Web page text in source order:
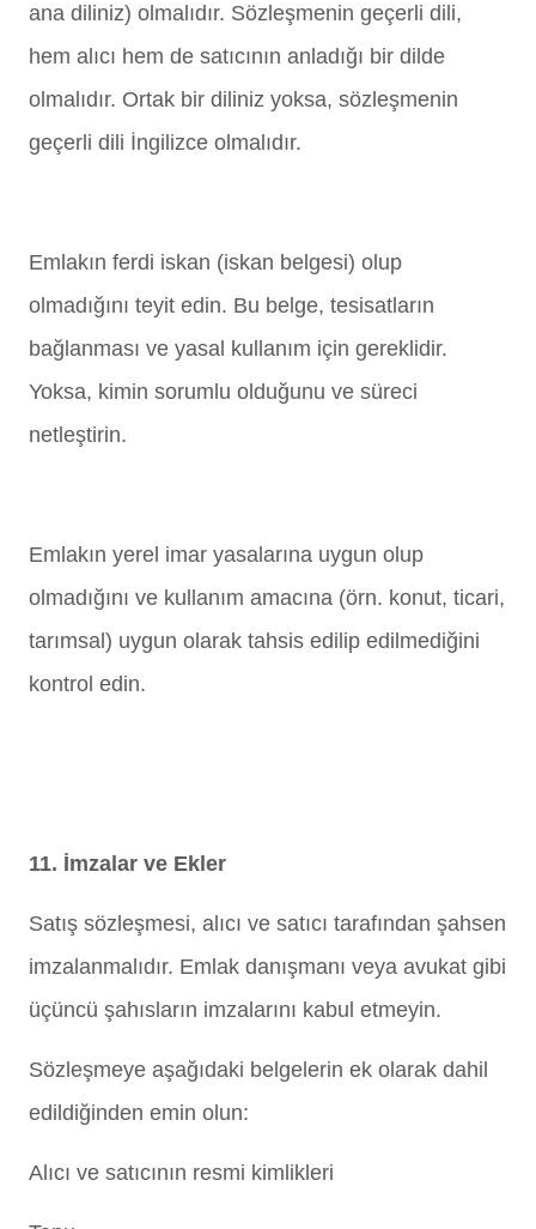
ana diliniz) olmalıdır. Sözleşmenin geçerli dili,
hem alıcı hem de satıcının anladığı bir dilde
olmalıdır. Ortak bir diliniz yoksa, sözleşmenin
geçerli dili İngilizce olmalıdır.
Emlakın ferdi iskan (iskan belgesi) olup
olmadığını teyit edin. Bu belge, tesisatların
bağlanması ve yasal kullanım için gereklidir.
Yoksa, kimin sorumlu olduğunu ve süreci
netleştirin.
Emlakın yerel imar yasalarına uygun olup
olmadığını ve kullanım amacına (örn. konut, ticari,
tarımsal) uygun olarak tahsis edilip edilmediğini
kontrol edin.
11. İmzalar ve Ekler
Satış sözleşmesi, alıcı ve satıcı tarafından şahsen
imzalanmalıdır. Emlak danışmanı veya avukat gibi
üçüncü şahısların imzalarını kabul etmeyin.
Sözleşmeye aşağıdaki belgelerin ek olarak dahil
edildiğinden emin olun:
Alıcı ve satıcının resmi kimlikleri